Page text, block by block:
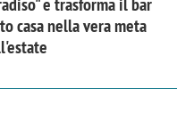
casa nella vera meta